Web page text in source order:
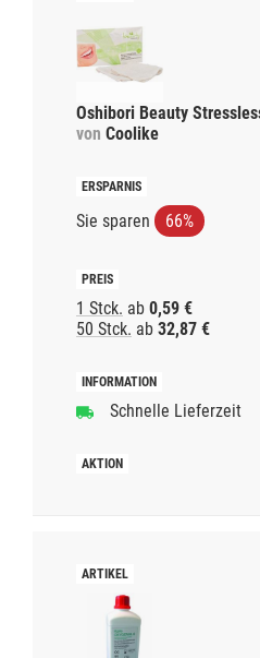
Oshibori Beauty
von Coolike
Sie sparen 66%
1 Stck. ab 0,59 €
50 Stck. ab 32,87 €
Schnelle Lieferzeit